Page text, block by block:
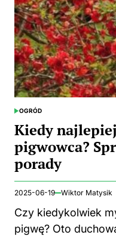
POSTED
OGRÓD
Kiedy
pigwowca?
porady
2025-06-19 Wiktor Matysik
Czy kiedykolwiek
pigwę? Oto